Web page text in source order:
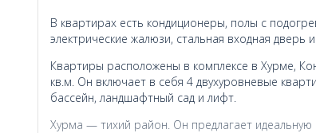
В квартирах есть кондиционеры, полы с
электрические жалюзи, стальная входная дверь
Квартиры расположены в комплексе в Хурме,
кв.м. Он включает в себя 4 двухуровневые
бассейн, ландшафтный сад и лифт.
Хурма — тихий район. Он предлагает